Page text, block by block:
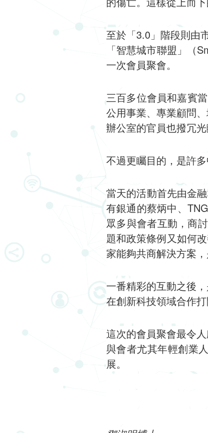
至於「3.0」階段則由
「智慧城市聯盟」（
一次會員聚會。
三百多位會員和嘉賓
公用事業、專業顧問
辦公室的官員也撥冗光
不過更矚目的，是許
當天的活動首先由金
有銀通的蔡炳中、
眾多與會者互動，商
題和政策條例又如何
家能夠共商解決方案，
一番精彩的互動之後
在創新科技領域合作打
這次的會員聚會最令
與會者尤其年輕創業
展。